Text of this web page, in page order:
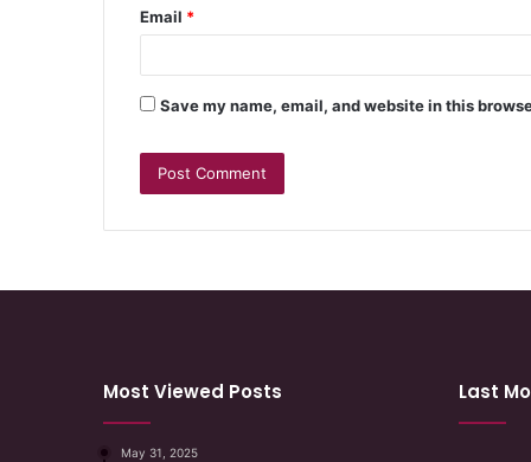
Email *
Save my name, email, and website in this
Most Viewed Posts
May 31, 2025
Last